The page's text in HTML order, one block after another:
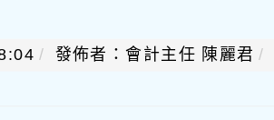
發佈者：會計主任 陳麗君